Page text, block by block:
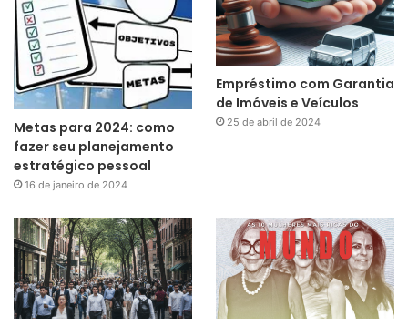
Metas para 2024: como
fazer seu planejamento
estratégico pessoal
16 de janeiro de 2024
Empréstimo com Garantia
de Imóveis e Veículos
25 de abril de 2024